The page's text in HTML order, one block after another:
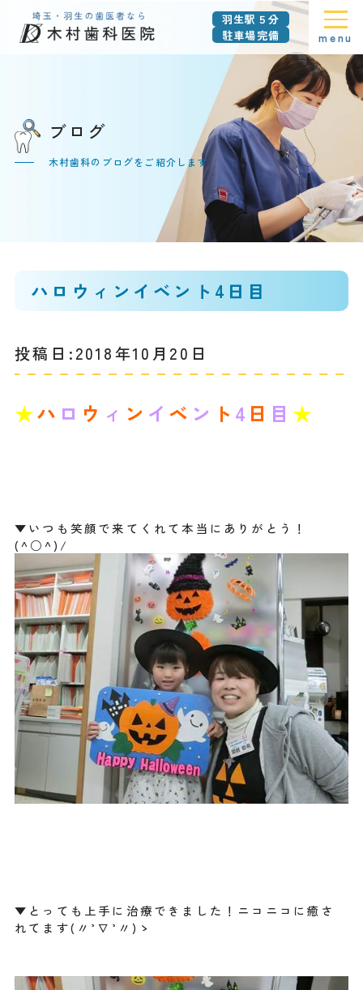
羽生駅５分
駐車場完備
menu
ブログ
木村歯科のブログをご紹介します
ハロウィンイベント4日目
投稿日:2018年10月20日
★ハ ロ ウ ィ ン イ ベ ン ト 4 日 目 ★
▼いつも笑顔で来てくれて本当にありがとう！
(^○^)/
▼とっても上手に治療できました！ニコニコに癒さ
れてます(〃’∇’〃)ゝ